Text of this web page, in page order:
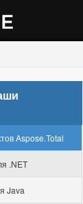
Aspose.Total
.NET
Java